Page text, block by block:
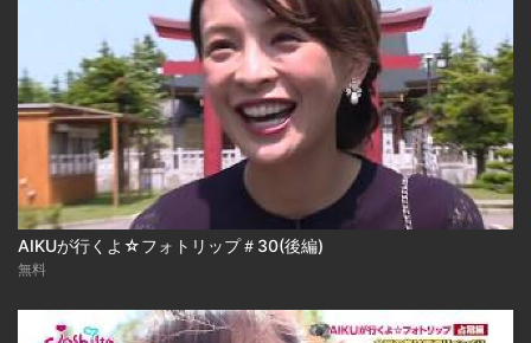
AIKUが行くよ☆フォトリップ＃30(後編)
無料